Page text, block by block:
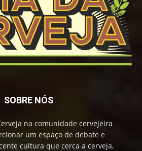
SOBRE NÓS
na comunidade cervejeira
um espaço de debate e
cultura que cerca a cerveja,